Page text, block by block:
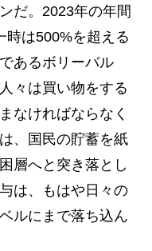
だ。2023年の年間
時は500%を超える
あるボリーバル
々は買い物をする
なければならなく
、国民の貯蓄を紙
層へと突き落とし
は、もはや日々の
ルにまで落ち込ん